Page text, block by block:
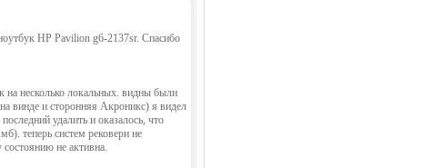
HP Pavilion g6-2137sr. Спасибо
на несколько локальных. видны были
винде и сторонняя Акроникс) я видел
удалить и оказалось, что
теперь систем рековери не
не активна.